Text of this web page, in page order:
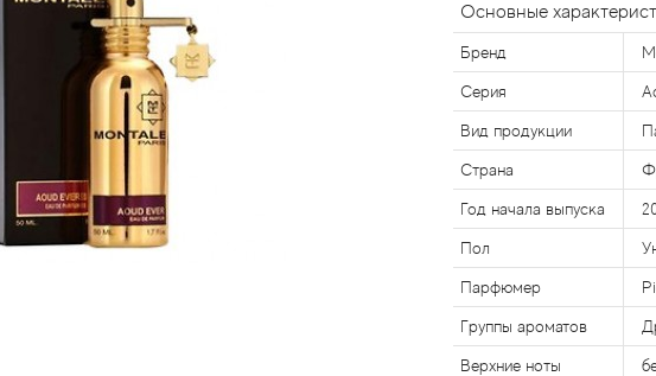
Основные
Бренд
Серия
Вид продукции
Страна
Год начала выпуска
Пол
Парфюмер
Группы ароматов
Верхние ноты